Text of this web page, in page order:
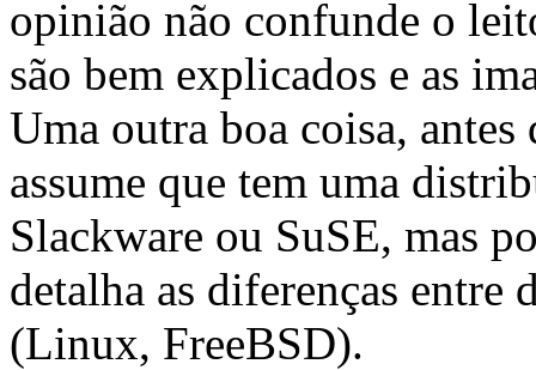
opinião não confunde o
são bem explicados e as
Uma outra boa coisa, antes
assume que tem uma
Slackware ou SuSE, mas
detalha as diferenças entre
(Linux, FreeBSD).